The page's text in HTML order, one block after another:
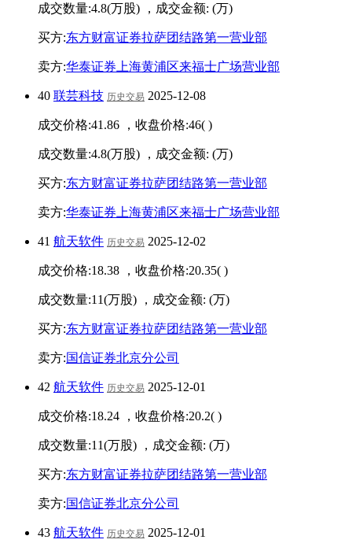
成交数量:4.8(万股) ，成交金额: (万)
买方:东方财富证券拉萨团结路第一营业部
卖方:华泰证券上海黄浦区来福士广场营业部
40 联芸科技 历史交易 2025-12-08
成交价格:41.86 ，收盘价格:46( )
成交数量:4.8(万股) ，成交金额: (万)
买方:东方财富证券拉萨团结路第一营业部
卖方:华泰证券上海黄浦区来福士广场营业部
41 航天软件 历史交易 2025-12-02
成交价格:18.38 ，收盘价格:20.35( )
成交数量:11(万股) ，成交金额: (万)
买方:东方财富证券拉萨团结路第一营业部
卖方:国信证券北京分公司
42 航天软件 历史交易 2025-12-01
成交价格:18.24 ，收盘价格:20.2( )
成交数量:11(万股) ，成交金额: (万)
买方:东方财富证券拉萨团结路第一营业部
卖方:国信证券北京分公司
43 航天软件 历史交易 2025-12-01